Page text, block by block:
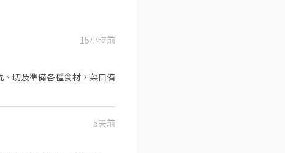
15小時前
切及準備各種食材，菜口備
5天前